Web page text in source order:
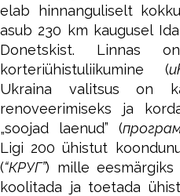
elab hinnanguliselt
asub 230 km kaugusel
Donetskist. Linnas
korteriühistuliikumine (
Ukraina valitsus on
renoveerimiseks ja
„soojad laenud” (
Ligi 200 ühistut
(“КРУГ”) mille
koolitada ja toetada